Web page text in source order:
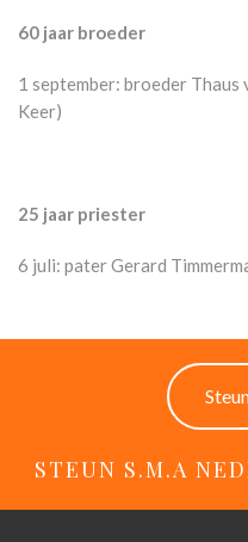
60 jaar broeder
1 september: broeder Thaus
Keer)
25 jaar priester
6 juli: pater Gerard
STEUN S.M.A